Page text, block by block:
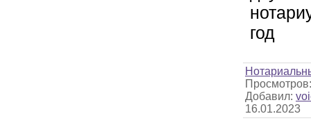
год
Просмотров:
Добавил:
16.01.2023